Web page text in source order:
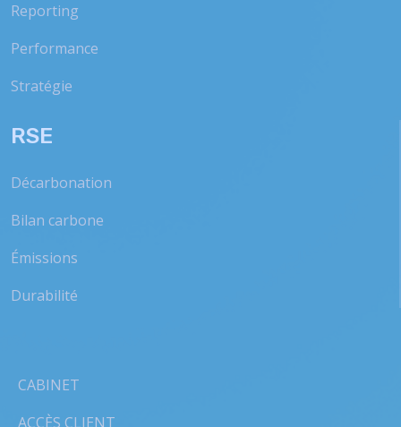
Reporting
Performance
Stratégie
RSE
Décarbonation
Bilan carbone
Émissions
Durabilité
CABINET
ACCÈS CLIENT